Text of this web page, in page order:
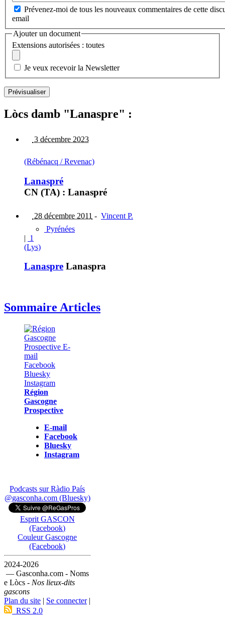
Prévenez-moi de tous les nouveaux commentaires de cette
email
Ajouter un document
Extensions autorisées : toutes
Je veux recevoir la Newsletter
Lòcs damb "Lanaspre" :
3 décembre 2023
(Rébénacq / Revenac)
Lanaspré
CN (TA) : Lanaspré
28 décembre 2011 - Vincent P.
Pyrénées
| 1
(Lys)
Lanaspre Lanaspra
Sommaire Articles
Région
Gascogne
Prospective
E-mail
Facebook
Bluesky
Instagram
Podcasts sur Ràdio País
@gasconha.com (Bluesky)
Esprit GASCON
(Facebook)
Couleur Gascogne
(Facebook)
2024-2026
— Gasconha.com - Noms
e Lòcs - Nos lieux-dits
gascons
Plan du site | Se connecter|
RSS 2.0